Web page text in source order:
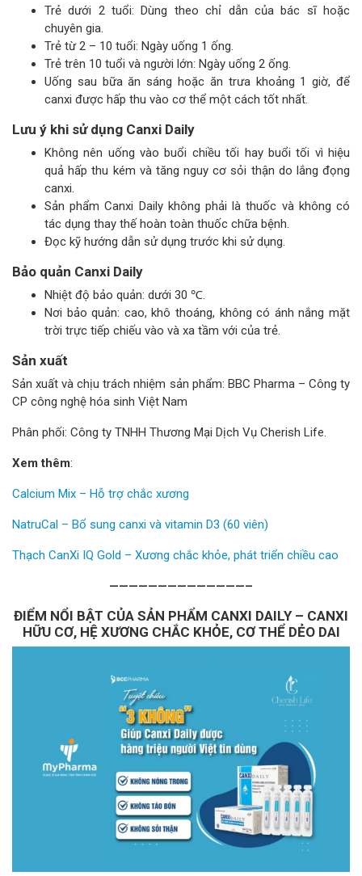
Trẻ dưới 2 tuổi: Dùng theo chỉ dẫn của bác sĩ hoặc
chuyên gia.
Trẻ từ 2 – 10 tuổi: Ngày uống 1 ống.
Trẻ trên 10 tuổi và người lớn: Ngày uống 2 ống.
Uống sau bữa ăn sáng hoặc ăn trưa khoảng 1 giờ, để
canxi được hấp thu vào cơ thể một cách tốt nhất.
Lưu ý khi sử dụng Canxi Daily
Không nên uống vào buổi chiều tối hay buổi tối vì hiệu
quả hấp thu kém và tăng nguy cơ sỏi thận do lắng đọng
canxi.
Sản phẩm Canxi Daily không phải là thuốc và không có
tác dụng thay thế hoàn toàn thuốc chữa bệnh.
Đọc kỹ hướng dẫn sử dụng trước khi sử dụng.
Bảo quản Canxi Daily
Nhiệt độ bảo quản: dưới 30 ℃.
Nơi bảo quản: cao, khô thoáng, không có ánh nắng mặt
trời trực tiếp chiếu vào và xa tầm với của trẻ.
Sản xuất
Sản xuất và chịu trách nhiệm sản phẩm: BBC Pharma – Công ty
CP công nghệ hóa sinh Việt Nam
Phân phối: Công ty TNHH Thương Mại Dịch Vụ Cherish Life.
Xem thêm:
Calcium Mix – Hỗ trợ chắc xương
NatruCal – Bổ sung canxi và vitamin D3 (60 viên)
Thạch CanXi IQ Gold – Xương chắc khỏe, phát triển chiều cao
——————————————–
ĐIỂM NỔI BẬT CỦA SẢN PHẨM CANXI DAILY – CANXI
HỮU CƠ, HỆ XƯƠNG CHẮC KHỎE, CƠ THỂ DẺO DAI